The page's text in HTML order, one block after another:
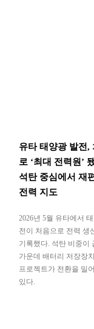
유타 태양광 발전,
로 ‘최대 전력원’
석탄 중심에서 재
전력 지도
2026년 5월 유타에서
전이 처음으로 전력 생
기록했다. 석탄 비중이
가운데 배터리 저장장
프로젝트가 전환을 밀
있다.